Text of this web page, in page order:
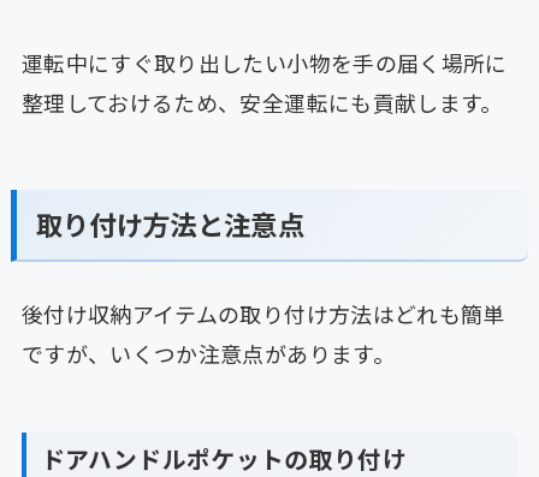
運転中にすぐ取り出したい小物を手の届く場所に
整理しておけるため、安全運転にも貢献します。
取り付け方法と注意点
後付け収納アイテムの取り付け方法はどれも簡単
ですが、いくつか注意点があります。
ドアハンドルポケットの取り付け